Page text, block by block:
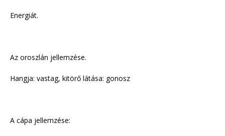
Energiát.
Az oroszlán jellemzése.
Hangja: vastag, kitörő látása: gonosz
A cápa jellemzése: